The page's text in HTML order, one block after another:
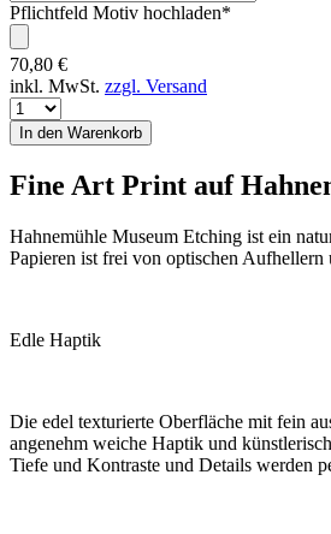
Pflichtfeld Motiv hochladen*
70,80 €
inkl. MwSt. zzgl. Versand
Fine Art Print auf
Hahnemühle Museum Etching ist ein
Papieren ist frei von optischen Aufhellern
Edle Haptik
Die edel texturierte Oberfläche mit fein
angenehm weiche Haptik und
Tiefe und Kontraste und Details werden